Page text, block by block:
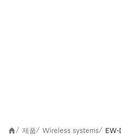
/ 제품/ Wireless systems/ EW-